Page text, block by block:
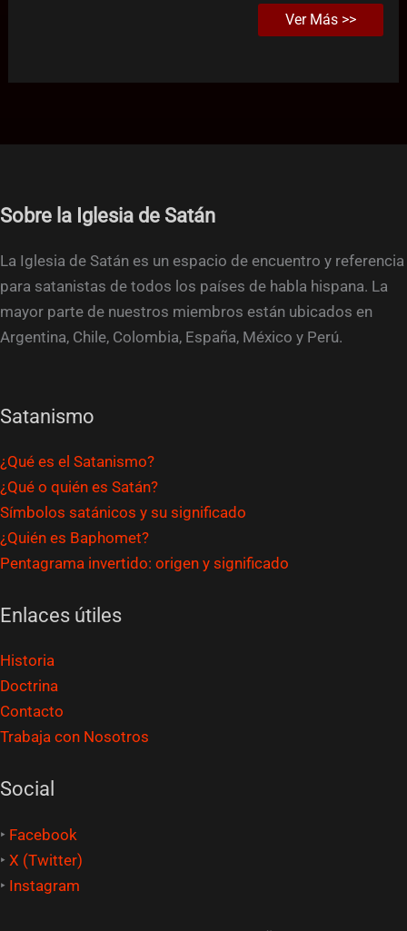
Ver Más >>
Sobre la Iglesia de Satán
La Iglesia de Satán es un espacio de encuentro y referencia
para satanistas de todos los países de habla hispana. La
mayor parte de nuestros miembros están ubicados en
Argentina, Chile, Colombia, España, México y Perú.
Satanismo
¿Qué es el Satanismo?
¿Qué o quién es Satán?
Símbolos satánicos y su significado
¿Quién es Baphomet?
Pentagrama invertido: origen y significado
Enlaces útiles
Historia
Doctrina
Contacto
Trabaja con Nosotros
Social
‣ Facebook
‣ X (Twitter)
‣ Instagram